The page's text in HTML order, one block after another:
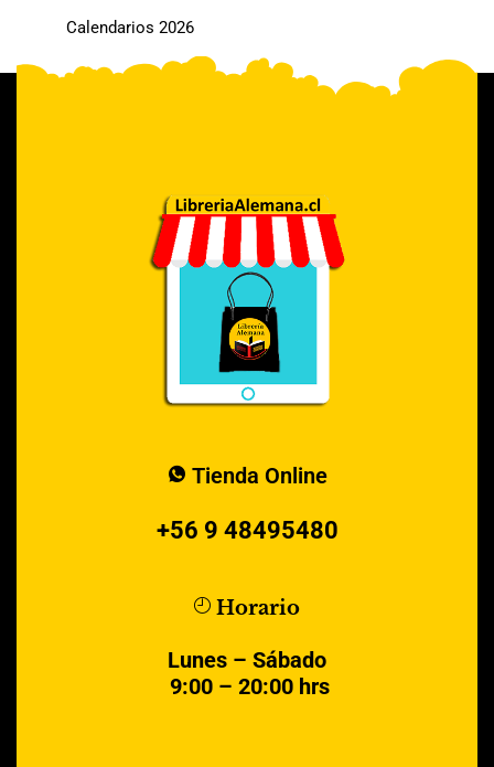
Calendarios 2026
Tienda Online
+56 9 48495480
Horario
Lunes – Sábado
9:00 – 20:00 hrs